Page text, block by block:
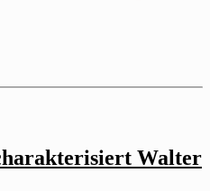
Walter